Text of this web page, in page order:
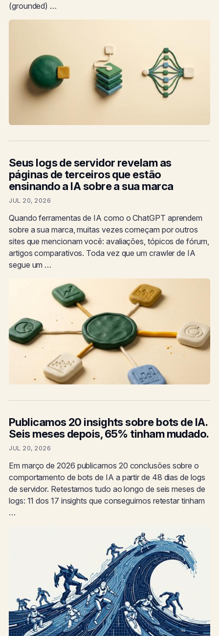
(grounded) …
Seus logs de servidor revelam as
páginas de terceiros que estão
ensinando a IA sobre a sua marca
JUL 20, 2026
Quando ferramentas de IA como o ChatGPT aprendem
sobre a sua marca, muitas vezes começam por outros
sites que mencionam você: avaliações, tópicos de fórum,
artigos comparativos. Toda vez que um crawler de IA
segue um …
Publicamos 20 insights sobre bots de IA.
Seis meses depois, 65% tinham mudado.
JUL 20, 2026
Em março de 2026 publicamos 20 conclusões sobre o
comportamento de bots de IA a partir de 48 dias de logs
de servidor. Retestamos tudo ao longo de seis meses de
logs: 11 dos 17 insights que conseguimos retestar tinham
…